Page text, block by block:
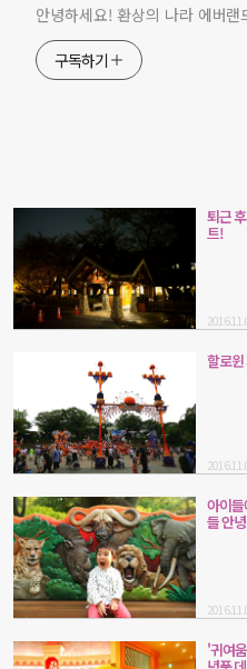
안녕하세요! 환상의 나라 에버랜
구독하기
퇴근
트!
할로
아이
들 안
'귀여